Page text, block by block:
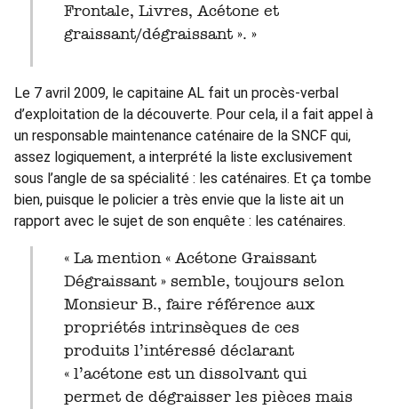
Frontale, Livres, Acétone et
graissant/dégraissant ». »
Le 7 avril 2009, le capitaine AL fait un procès-verbal
d’exploitation de la découverte. Pour cela, il a fait appel à
un responsable maintenance caténaire de la SNCF qui,
assez logiquement, a interprété la liste exclusivement
sous l’angle de sa spécialité : les caténaires. Et ça tombe
bien, puisque le policier a très envie que la liste ait un
rapport avec le sujet de son enquête : les caténaires.
« La mention « Acétone Graissant
Dégraissant » semble, toujours selon
Monsieur B., faire référence aux
propriétés intrinsèques de ces
produits l’intéressé déclarant
« l’acétone est un dissolvant qui
permet de dégraisser les pièces mais